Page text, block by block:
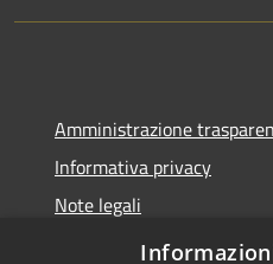
Amministrazione
Informativa privacy
Note legali
Dichiarazione di